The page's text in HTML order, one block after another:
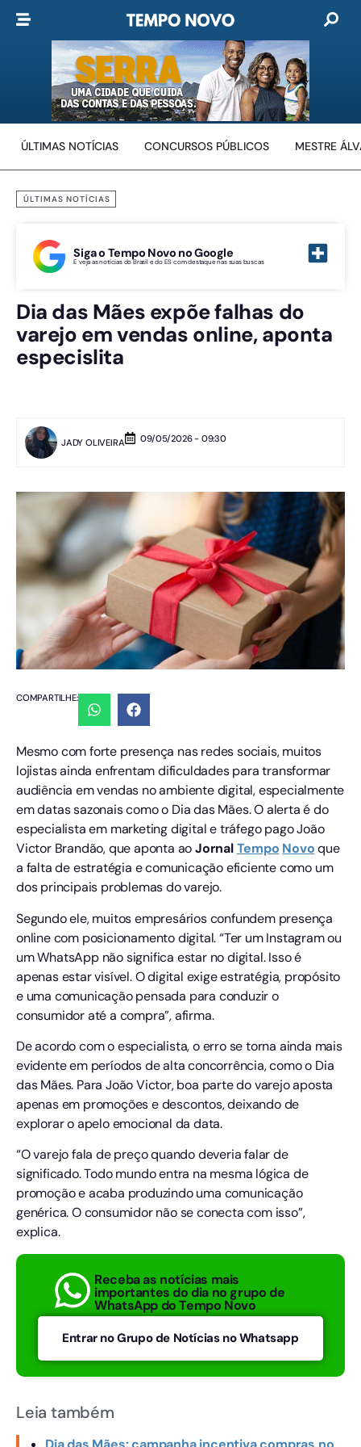
ÚLTIMAS NOTÍCIAS CONCURSOS PÚBLICOS MESTRE
ÚLTIMAS NOTÍCIAS
Siga o Tempo Novo no Google
E veja as notícias do Brasil e do ES com destaque nas suas buscas
Dia das Mães expõe falhas do
varejo em vendas online, aponta
especislita
JADY OLIVEIRA 09/05/2026 - 09:30
COMPARTILHE:
Mesmo com forte presença nas redes sociais, muitos
lojistas ainda enfrentam dificuldades para transformar
audiência em vendas no ambiente digital, especialmente
em datas sazonais como o Dia das Mães. O alerta é do
especialista em marketing digital e tráfego pago João
Victor Brandão, que aponta aoJornalTempo Novoque
a falta de estratégia e comunicação eficiente como um
dos principais problemas do varejo.
Segundo ele, muitos empresários confundem presença
online com posicionamento digital. “Ter um Instagram ou
um WhatsApp não significa estar no digital. Isso é
apenas estar visível. O digital exige estratégia, propósito
e uma comunicação pensada para conduzir o
consumidor até a compra”, afirma.
De acordo com o especialista, o erro se torna ainda mais
evidente em períodos de alta concorrência, como o Dia
das Mães. Para João Victor, boa parte do varejo aposta
apenas em promoções e descontos, deixando de
explorar o apelo emocional da data.
“O varejo fala de preço quando deveria falar de
significado. Todo mundo entra na mesma lógica de
promoção e acaba produzindo uma comunicação
genérica. O consumidor não se conecta com isso”,
explica.
Receba as notícias mais
importantes do dia no grupo de
WhatsApp do Tempo Novo
Entrar no Grupo de Notícias no Whatsapp
Leia também